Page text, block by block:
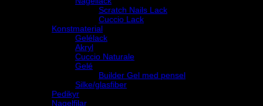
Scratch Nails Lack
Cuccio Lack
Konstmaterial
Gelélack
Akryl
Cuccio Naturale
Gelé
Builder Gel med pensel
Silke/glasfiber
Pedikyr
Nagelfilar